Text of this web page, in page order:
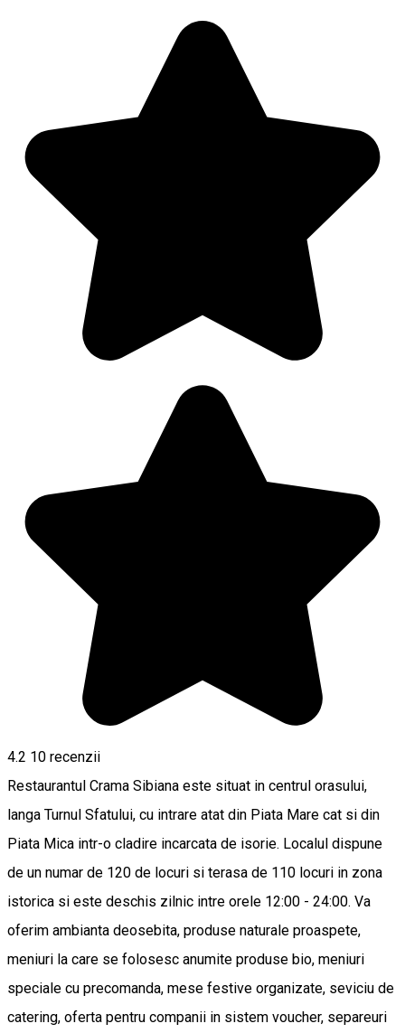
4.2 10 recenzii
Restaurantul Crama Sibiana este situat in centrul orasului,
langa Turnul Sfatului, cu intrare atat din Piata Mare cat si din
Piata Mica intr-o cladire incarcata de isorie. Localul dispune
de un numar de 120 de locuri si terasa de 110 locuri in zona
istorica si este deschis zilnic intre orele 12:00 - 24:00. Va
oferim ambianta deosebita, produse naturale proaspete,
meniuri la care se folosesc anumite produse bio, meniuri
speciale cu precomanda, mese festive organizate, seviciu de
catering, oferta pentru companii in sistem voucher, separeuri